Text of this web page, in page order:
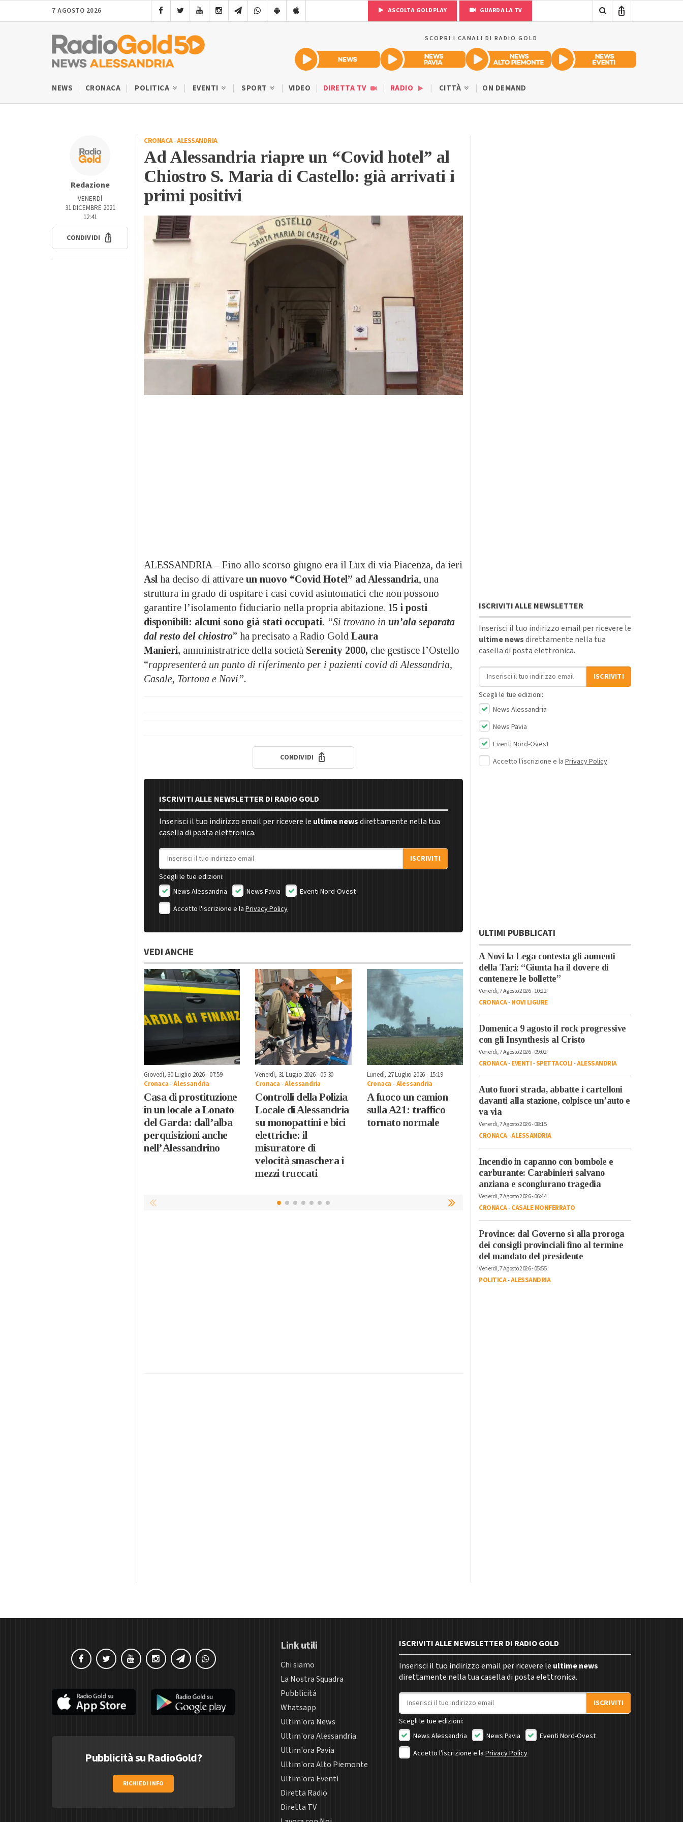
7 AGOSTO 2026 ASCOLTA GOLDPLAY GUARDA LA TV
SCOPRI I CANALI DI RADIO GOLD
NEWS CRONACA POLITICA EVENTI SPORT VIDEO DIRETTA TV RADIO CITTÀ ON DEMAND
Redazione
VENERDÌ
31 DICEMBRE 2021
12:41
CONDIVIDI
CRONACA-ALESSANDRIA
Ad Alessandria riapre un “Covid hotel” al
Chiostro S. Maria di Castello: già arrivati i
primi positivi
ALESSANDRIA – Fino allo scorso giugno era il Lux di via Piacenza, da ieri
Asl ha deciso di attivare un nuovo “Covid Hotel” ad Alessandria, una
struttura in grado di ospitare i casi covid asintomatici che non possono
garantire l’isolamento fiduciario nella propria abitazione. 15 i posti
disponibili: alcuni sono già stati occupati. “Si trovano in un’ala separata
dal resto del chiostro” ha precisato a Radio Gold Laura
Manieri, amministratrice della società Serenity 2000, che gestisce l’Ostello
“rappresenterà un punto di riferimento per i pazienti covid di Alessandria,
Casale, Tortona e Novi”.
CONDIVIDI
ISCRIVITI ALLE NEWSLETTER DI RADIO GOLD
Inserisci il tuo indirizzo email per ricevere le ultime newsdirettamente nella tua
casella di posta elettronica.
Indirizzo email
ISCRIVITI
Scegli le tue edizioni:
News Alessandria
News Pavia
Eventi Nord-Ovest
Accetto l'iscrizione e la Privacy Policy
VEDI ANCHE
Giovedì, 30 Luglio 2026 - 07:59
Cronaca-Alessandria
Casa di prostituzione
in un locale a Lonato
del Garda: dall’alba
perquisizioni anche
nell’Alessandrino
Venerdì, 31 Luglio 2026 - 05:30
Cronaca -Alessandria
Controlli della Polizia
Locale di Alessandria
su monopattini e bici
elettriche: il
misuratore di
velocità smaschera i
mezzi truccati
Lunedì, 27 Luglio 2026 - 15:19
Cronaca -Alessandria
A fuoco un camion
sulla A21: traffico
tornato normale
Lunedì, 27 Luglio 2026 - 09:16
Cronaca
Alessandria
Alto
Piemonte
Carenini nominato
presidente nazionale
Caf Cia
Martedì, 4 Agosto 2026 - 18:50
Politica
Alessandria
Amag Ambiente,
amministra”
ISCRIVITI ALLE NEWSLETTER
Inserisci il tuo indirizzo email per ricevere le
ultime newsdirettamente nella tua
casella di posta elettronica.
Indirizzo email
ISCRIVITI
Scegli le tue edizioni:
News Alessandria
News Pavia
Eventi Nord-Ovest
Accetto l'iscrizione e la Privacy Policy
ULTIMI PUBBLICATI
A Novi la Lega contesta gli aumenti
della Tari: “Giunta ha il dovere di
contenere le bollette”
Venerdì, 7 Agosto 2026 - 10:22
CRONACA-NOVI LIGURE
Domenica 9 agosto il rock progressive
con gli Insynthesis al Cristo
Venerdì, 7 Agosto 2026 - 09:02
CRONACA-EVENTI-SPETTACOLI-ALESSANDRIA
Auto fuori strada, abbatte i cartelloni
davanti alla stazione, colpisce un’auto e
va via
Venerdì, 7 Agosto 2026 - 08:15
CRONACA-ALESSANDRIA
Incendio in capanno con bombole e
carburante: Carabinieri salvano
anziana e scongiurano tragedia
Venerdì, 7 Agosto 2026 - 06:44
CRONACA-CASALE MONFERRATO
Province: dal Governo sì alla proroga
dei consigli provinciali fino al termine
del mandato del presidente
Venerdì, 7 Agosto 2026 - 05:55
POLITICA-ALESSANDRIA
Pubblicità su RadioGold?
RICHIEDI INFO
Link utili
Chi siamo
La Nostra Squadra
Pubblicità
Whatsapp
Ultim'ora News
Ultim'ora Alessandria
Ultim'ora Pavia
Ultim'ora Alto Piemonte
Ultim'ora Eventi
Diretta Radio
Diretta TV
ISCRIVITI ALLE NEWSLETTER DI RADIO GOLD
Inserisci il tuo indirizzo email per ricevere le ultime news
direttamente nella tua casella di posta elettronica.
Indirizzo email
ISCRIVITI
Scegli le tue edizioni:
News Alessandria
News Pavia
Eventi Nord-Ovest
Accetto l'iscrizione e laPrivacy Policy